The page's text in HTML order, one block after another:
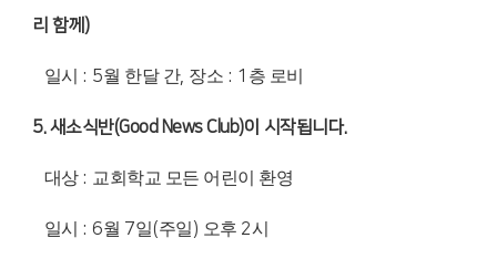
리 함께 )
일시 : 5월 한달 간, 장소 : 1 층 로비
5.새소식반(Good News Club)이 시작됩니다.
대상 : 교회학교 모든 어린이 환영
일시 : 6월 7일(주일) 오후 2시